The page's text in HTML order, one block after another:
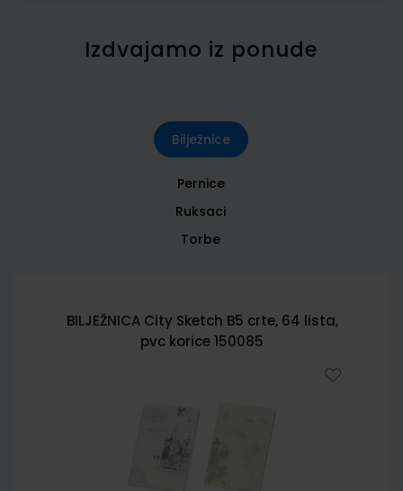
Izdvajamo iz ponude
Bilježnice
Pernice
Ruksaci
Torbe
BILJEŽNICA City Sketch B5 crte, 64 lista,
pvc korice 150085